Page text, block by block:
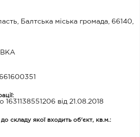
Балтська міська громада, 66140,
1631138551206 від 21.08.2018
складу якої входить об'єкт, кв.м.: